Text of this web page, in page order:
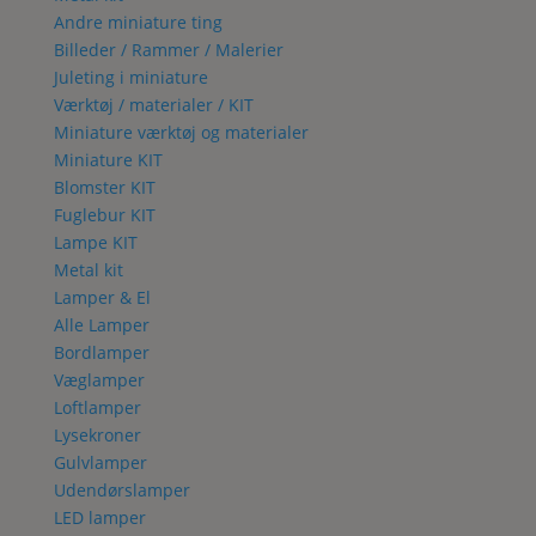
Andre miniature ting
Billeder / Rammer / Malerier
Juleting i miniature
Værktøj / materialer / KIT
Miniature værktøj og materialer
Miniature KIT
Blomster KIT
Fuglebur KIT
Lampe KIT
Metal kit
Lamper & El
Alle Lamper
Bordlamper
Væglamper
Loftlamper
Lysekroner
Gulvlamper
Udendørslamper
LED lamper